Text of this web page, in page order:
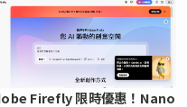
Firefly 限時優惠！Nano